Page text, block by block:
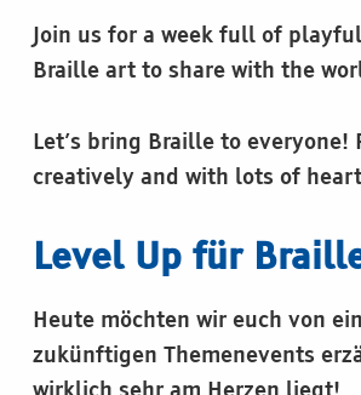
Join us for a week full of
Braille art to share with the
Let’s bring Braille to everyone!
creatively and with lots of
Level Up für
Heute möchten wir euch von
zukünftigen Themenevents